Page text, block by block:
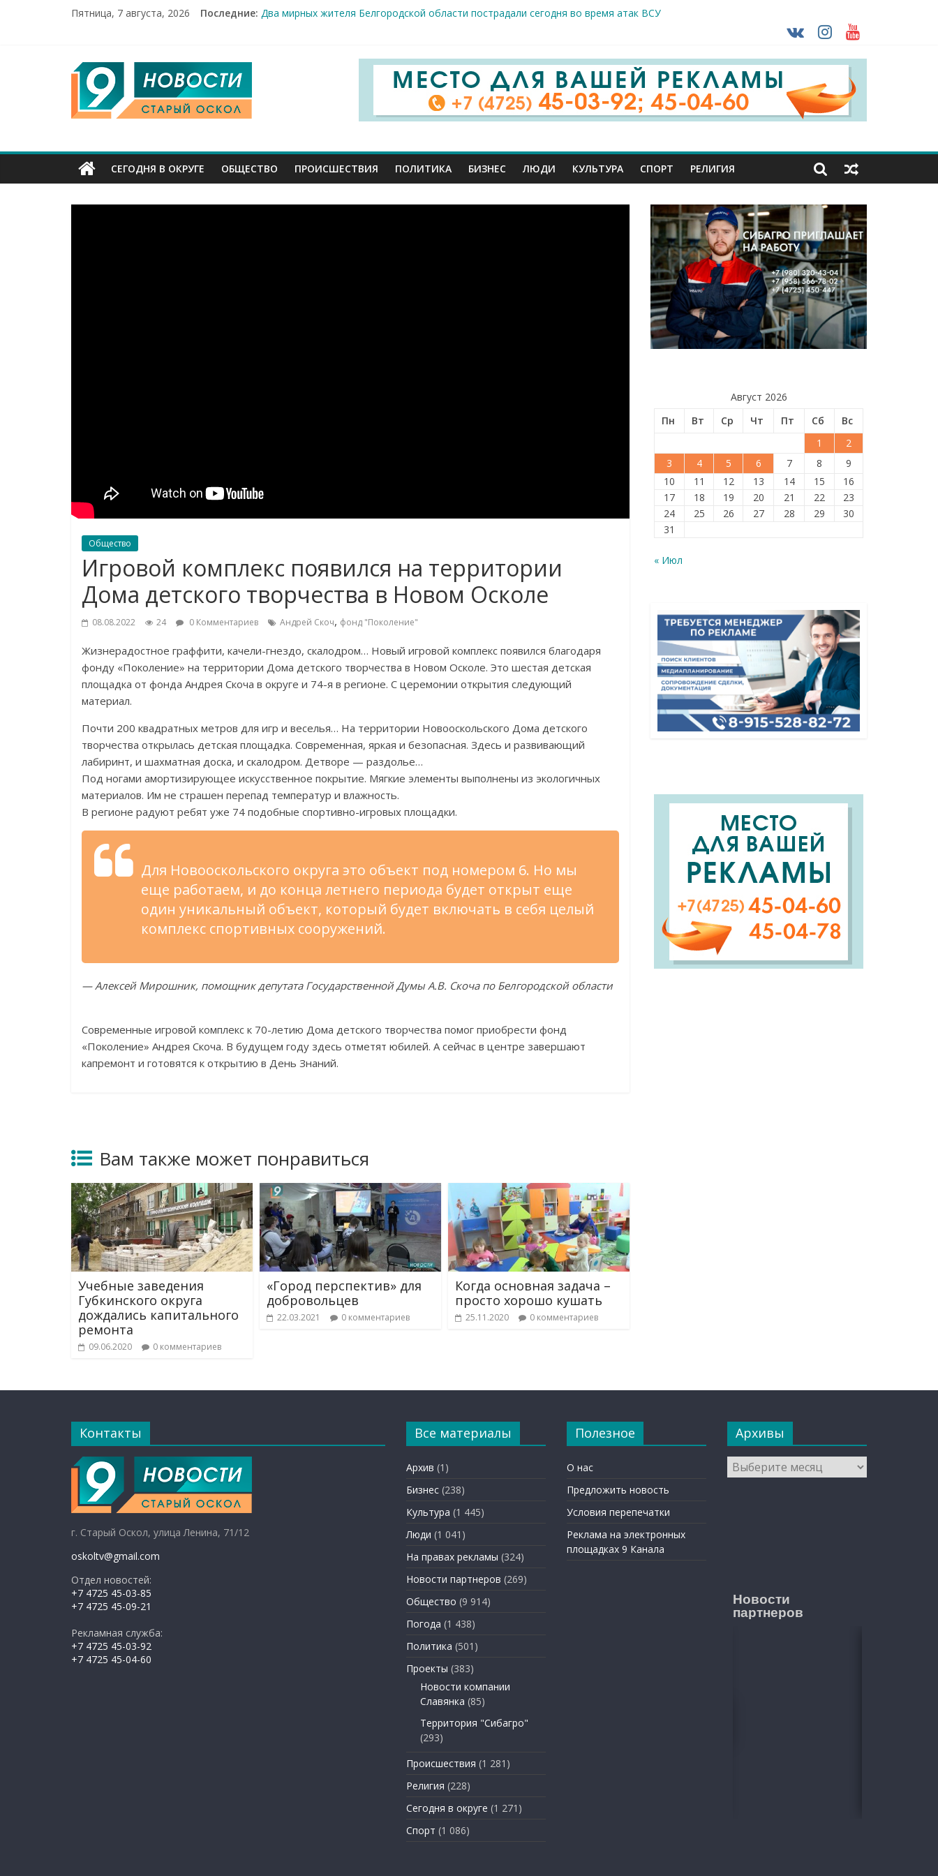
Пятница, 7 августа, 2026 Последние: Два мирных жителя Белгородской области пострадали сегодня во время атак ВСУ
100%-я раскрываемость особо тяжких преступлений: в Старооскольском отделе СК подвели итоги первого полугодия
Рейд по местам несанкционированной торговли: что и где можно продавать без штрафа?
«Купеческие салоны»: старооскольский краеведческий музей приглашает окунуться в прошлое
9
Канал
Старый
Оскол
СЕГОДНЯ В ОКРУГЕ ОБЩЕСТВО ПРОИСШЕСТВИЯ ПОЛИТИКА БИЗНЕС ЛЮДИ КУЛЬТУРА СПОРТ РЕЛИГИЯ
Общество
Игровой комплекс появился на территории
Дома детского творчества в Новом Осколе
08.08.2022 24 0 Комментариев Андрей Скоч, фонд "Поколение"
Жизнерадостное граффити, качели-гнездо, скалодром… Новый игровой комплекс появился благодаря
фонду «Поколение» на территории Дома детского творчества в Новом Осколе. Это шестая детская
площадка от фонда Андрея Скоча в округе и 74-я в регионе. C церемонии открытия следующий
материал.
Почти 200 квадратных метров для игр и веселья… На территории Новооскольского Дома детского
творчества открылась детская площадка. Современная, яркая и безопасная. Здесь и развивающий
лабиринт, и шахматная доска, и скалодром. Детворе — раздолье…
Под ногами амортизирующее искусственное покрытие. Мягкие элементы выполнены из экологичных
материалов. Им не страшен перепад температур и влажность.
В регионе радуют ребят уже 74 подобные спортивно-игровых площадки.
Для Новооскольского округа это объект под номером 6. Но мы
еще работаем, и до конца летнего периода будет открыт еще
один уникальный объект, который будет включать в себя целый
комплекс спортивных сооружений.
— Алексей Мирошник, помощник депутата Государственной Думы А.В. Скоча по Белгородской области
Современные игровой комплекс к 70-летию Дома детского творчества помог приобрести фонд
«Поколение» Андрея Скоча. В будущем году здесь отметят юбилей. А сейчас в центре завершают
капремонт и готовятся к открытию в День Знаний.
Вам также может понравиться
Учебные заведения
Губкинского округа
дождались капитального
ремонта
09.06.2020 0 комментариев
«Город перспектив» для
добровольцев
22.03.2021 0 комментариев
Когда основная задача –
просто хорошо кушать
25.11.2020 0 комментариев
Август 2026
Пн
Вт Ср Чт Пт Сб
Вс
1
2
3
4 5 6 7 8
9
10
11 12 13 14 15
16
17
18 19 20 21 22
23
24
25 26 27 28 29
30
31
« Июл
Контакты
г. Старый Оскол, улица Ленина, 71/12
oskoltv@gmail.com
Отдел новостей:
+7 4725 45-03-85
+7 4725 45-09-21
Рекламная служба:
+7 4725 45-03-92
+7 4725 45-04-60
Все материалы
Архив (1)
Бизнес (238)
Культура (1 445)
Люди (1 041)
На правах рекламы (324)
Новости партнеров (269)
Общество (9 914)
Погода (1 438)
Политика (501)
Проекты (383)
Новости компании
Славянка (85)
Территория "Сибагро"
(293)
Происшествия (1 281)
Религия (228)
Сегодня в округе (1 271)
Спорт (1 086)
Полезное
О нас
Предложить новость
Условия перепечатки
Реклама на электронных
площадках 9 Канала
Архивы
Архивы
Новости
партнеров